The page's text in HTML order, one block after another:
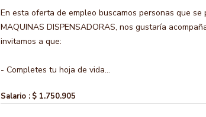
En esta oferta de empleo buscamos personas que se
MAQUINAS DISPENSADORAS, nos gustaría
invitamos a que:
- Completes tu hoja de vida...
Salario : $ 1.750.905